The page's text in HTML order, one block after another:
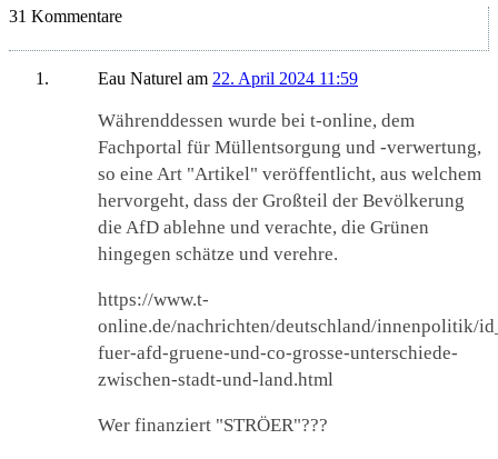
31 Kommentare
Eau Naturel am 22. April 2024 11:59
Währenddessen wurde bei t-online, dem
Fachportal für Müllentsorgung und -verwertung,
so eine Art "Artikel" veröffentlicht, aus welchem
hervorgeht, dass der Großteil der Bevölkerung
die AfD ablehne und verachte, die Grünen
hingegen schätze und verehre.
https://www.t-
online.de/nachrichten/deutschland/innenpolitik/
fuer-afd-gruene-und-co-grosse-unterschiede-
zwischen-stadt-und-land.html
Wer finanziert "STRÖER"???